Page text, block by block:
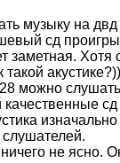
музыку на двд
сд
заметная. Хотя
акустике?))
можно
качественные
не ясно.